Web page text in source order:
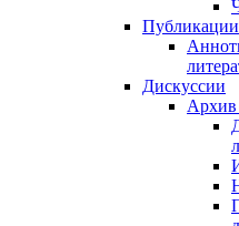
Публикации
Дискуссии
Архив